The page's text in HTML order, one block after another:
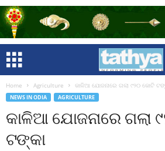
Home Agriculture କାଳିଆ ଯୋଜନାରେ ଗଲା ୯୨୦ କୋଟି
NEWS IN ODIA AGRICULTURE
କାଳିଆ ଯୋଜନାରେ ଗଲା
ଟଙ୍କା